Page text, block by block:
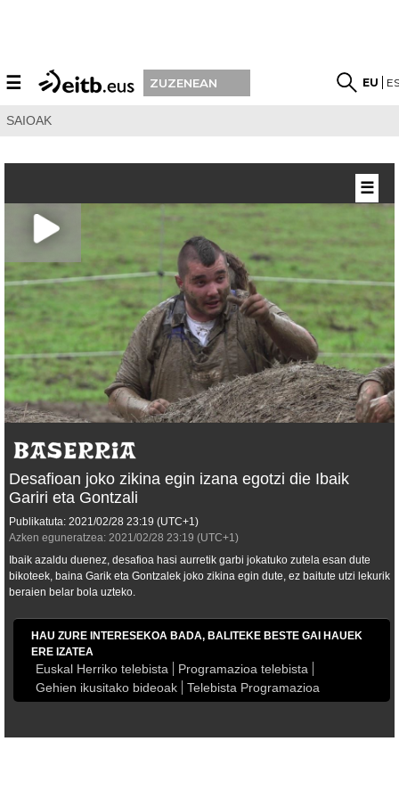
☰ ZUZENEAN EU
SAIOAK
Desafioan joko zikina egin izana egotzi die Ibaik
Gariri eta Gontzali
Publikatuta: 2021/02/28 23:19 (UTC+1)
Azken eguneratzea: 2021/02/28 23:19 (UTC+1)
Ibaik azaldu duenez, desafioa hasi aurretik garbi jokatuko zutela esan dute
bikoteek, baina Garik eta Gontzalek joko zikina egin dute, ez baitute utzi lekurik
beraien belar bola uzteko.
HAU ZURE INTERESEKOA BADA, BALITEKE BESTE GAI HAUEK
ERE IZATEA
Euskal Herriko telebista
Programazioa telebista
Gehien ikusitako bideoak
Telebista Programazioa
☰